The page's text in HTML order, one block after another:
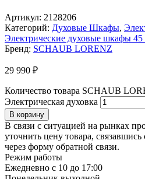
Артикул: 2128206
Категорий: Духовые Шкафы,
Электрические духовые шкафы 45
Бренд: SCHAUB LORENZ
29 990 ₽
Количество товара SCHAUB
Электрическая духовка
В корзину
В связи с ситуацией на рынках
уточнить цену товара,
через форму обратной связи.
Режим работы
Ежедневно с 10 до 17:00